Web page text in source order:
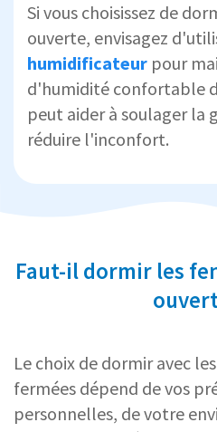
Si vous choisissez de
ouverte, envisagez
humidificateur pour
d'humidité confortable
peut aider à soulager la
réduire l'inconfort.
Faut-il dormir les
Le choix de dormir avec
fermées dépend de vos
personnelles, de votre